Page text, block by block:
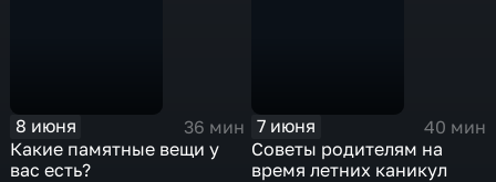
8 июня
36 мин
Какие памятные вещи у
вас есть?
7 июня
40 мин
Советы родителям на
время летних каникул